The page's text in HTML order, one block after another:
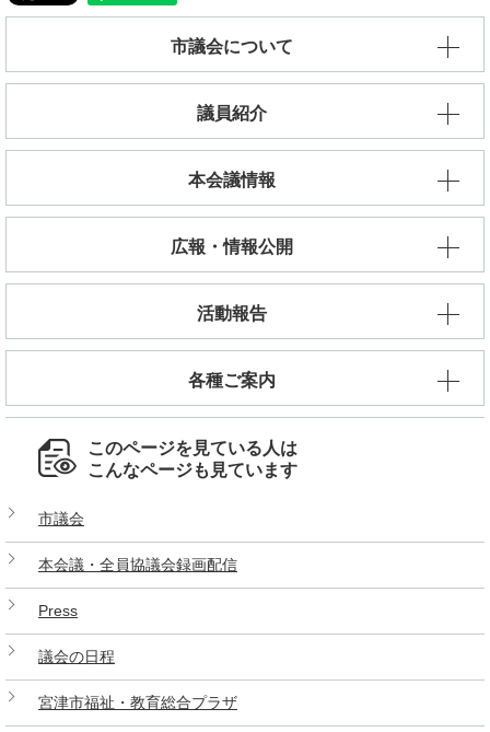
市議会について
議員紹介
本会議情報
広報・情報公開
活動報告
各種ご案内
このページを見ている人は
こんなページも見ています
市議会
本会議・全員協議会録画配信
Press
議会の日程
宮津市福祉・教育総合プラザ